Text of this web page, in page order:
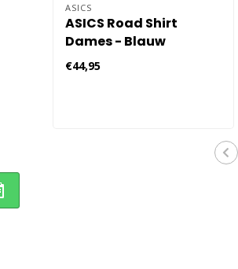
ASICS
ASICS Road Shirt
Dames - Blauw
€44,95